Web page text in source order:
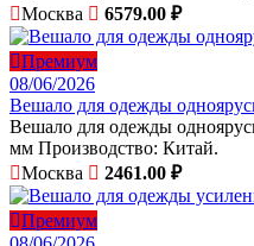
Москва
6579.00 ₽
Премиум
08/06/2026
Вешало для одежды
Вешало для одежды
мм Производство: Китай.
Москва
2461.00 ₽
Премиум